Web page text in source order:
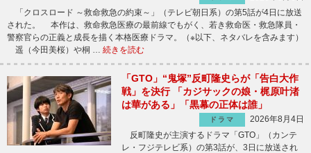
「クロスロード ～救命救急の約束～」（テレビ朝日系）の第5話が4日に放送
された。 本作は、救命救急医療の最前線でもがく、若き救命医・救急隊員・
警察官らの正義と成長を描く本格医療ドラマ。（※以下、ネタバレを含みます）
遥（今田美桜）や桐 … 続きを読む
「GTO」“鬼塚”反町隆史らが「告白大作
戦」を決行 「カジサックの娘・梶原叶渚
は華がある」「黒幕の正体は誰」
ドラマ
2026年8月4日
反町隆史が主演するドラマ「GTO」（カンテ
レ・フジテレビ系）の第3話が、3日に放送され